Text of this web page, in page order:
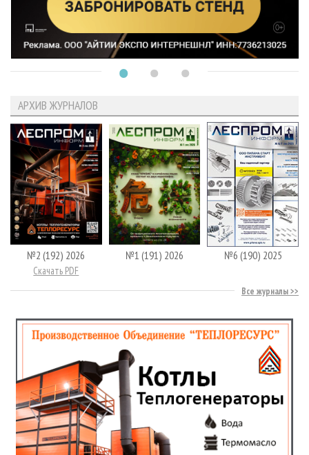
АРХИВ ЖУРНАЛОВ
№2 (192) 2026
Скачать PDF
№1 (191) 2026 №6 (190) 2025
Все журналы